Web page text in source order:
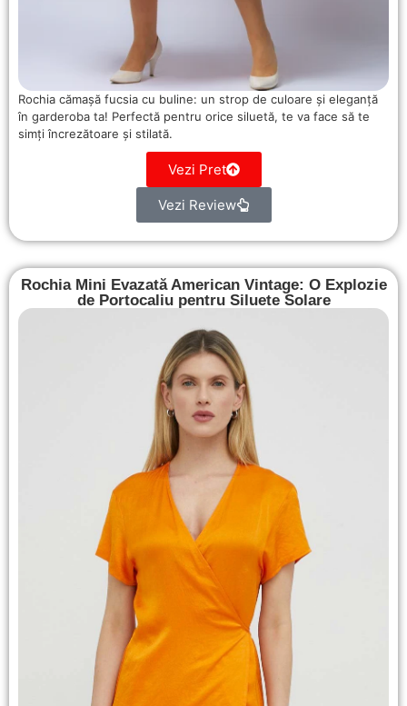
Rochia cămașă fucsia cu buline: un strop de culoare și eleganță
în garderoba ta! Perfectă pentru orice siluetă, te va face să te
simți încrezătoare și stilată.
Vezi Pret
Vezi Review
Rochia Mini Evazată American Vintage: O Explozie
de Portocaliu pentru Siluete Solare